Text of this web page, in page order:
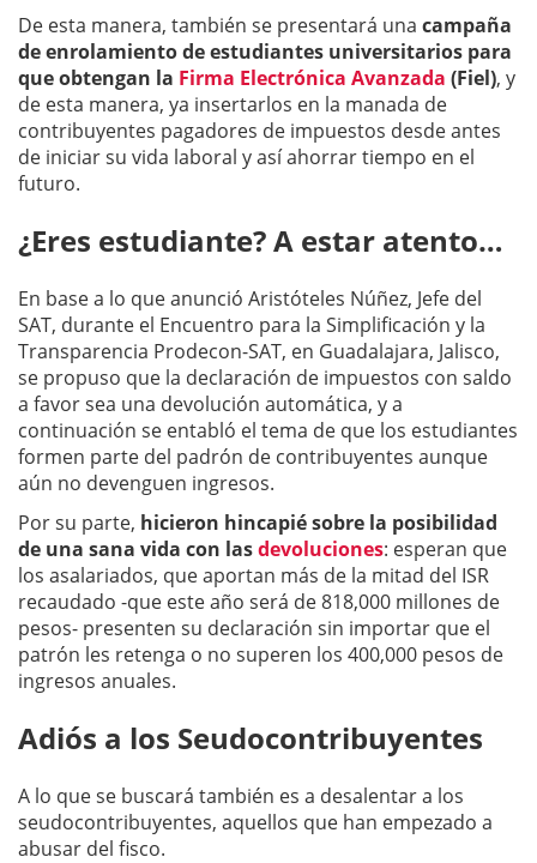
De esta manera, también se presentará una campaña
de enrolamiento de estudiantes universitarios para
que obtengan la Firma Electrónica Avanzada (Fiel), y
de esta manera, ya insertarlos en la manada de
contribuyentes pagadores de impuestos desde antes
de iniciar su vida laboral y así ahorrar tiempo en el
futuro.
¿Eres estudiante? A estar atento…
En base a lo que anunció Aristóteles Núñez, Jefe del
SAT, durante el Encuentro para la Simplificación y la
Transparencia Prodecon-SAT, en Guadalajara, Jalisco,
se propuso que la declaración de impuestos con saldo
a favor sea una devolución automática, y a
continuación se entabló el tema de que los estudiantes
formen parte del padrón de contribuyentes aunque
aún no devenguen ingresos.
Por su parte, hicieron hincapié sobre la posibilidad
de una sana vida con lasdevoluciones: esperan que
los asalariados, que aportan más de la mitad del ISR
recaudado -que este año será de 818,000 millones de
pesos- presenten su declaración sin importar que el
patrón les retenga o no superen los 400,000 pesos de
ingresos anuales.
Adiós a los Seudocontribuyentes
A lo que se buscará también es a desalentar a los
seudocontribuyentes, aquellos que han empezado a
abusar del fisco.